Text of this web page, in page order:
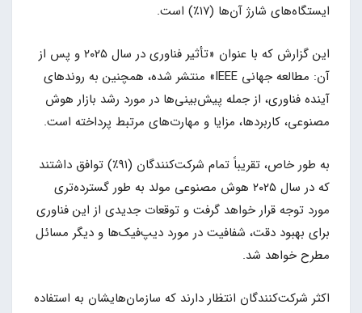
ایستگاه‌های شارژ آن‌ها (۱۷٪) است.
این گزارش که با عنوان «تأثیر فناوری در سال ۲۰۲۵ و پس از
آن: مطالعه جهانی IEEE» منتشر شده، همچنین به روندهای
آینده فناوری، از جمله پیش‌بینی‌ها در مورد رشد بازار هوش
مصنوعی، کاربردها، مزایا و مهارت‌های مرتبط پرداخته است.
به طور خاص، تقریباً تمام شرکت‌کنندگان (۹۱٪) توافق داشتند
که در سال ۲۰۲۵ هوش مصنوعی مولد به طور گسترده‌تری
مورد توجه قرار خواهد گرفت و توقعات جدیدی از این فناوری
برای بهبود دقت، شفافیت در مورد دیپ‌فیک‌ها و دیگر مسائل
مطرح خواهد شد.
اکثر شرکت‌کنندگان انتظار دارند که سازمان‌هایشان به استفاده